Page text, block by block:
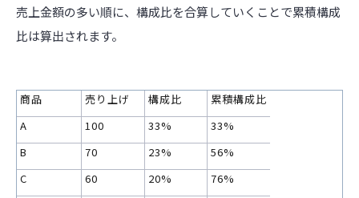
売上金額の多い順に、構成比を合算していくことで累積構成
比は算出されます。
商品 売り上げ 構成比
累積構成比
A
100 33%
33%
B
70 23%
56%
C
60 20%
76%